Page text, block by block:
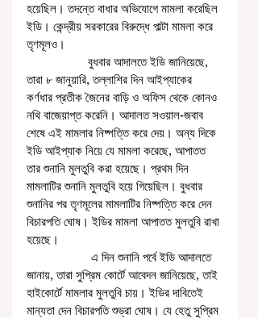
হয়েছিল। তদন্তে বাধার অভিযোগে মামলা করেছিল
ইডি। কেন্দ্রীয় সরকারের বিরুদ্ধে পাল্টা মামলা করে
তৃণমূলও।
তারা ৮ জানুয়ারি, তল্লাশির দিন আইপ্যাকের
কর্ণধার প্রতীক জৈনের বাড়ি ও অফিস থেকে কোনও
নথি বাজেয়াপ্ত করেনি। আদালত সওয়াল-জবাব
শেষে এই মামলার নিষ্পত্তি করে দেয়। অন্য দিকে
ইডি আইপ্যাক নিয়ে যে মামলা করেছে, আপাতত
তার শুনানি মুলতুবি করা হয়েছে। প্রথম দিন
মামলাটির শুনানি মুলতুবি হয়ে গিয়েছিল। বুধবার
শুনানির পর তৃণমূলের মামলাটির নিষ্পত্তি করে দেন
বিচারপতি ঘোষ। ইডির মামলা আপাতত মুলতুবি রাখা
হয়েছে।
জানায়, তারা সুপ্রিম কোর্টে আবেদন জানিয়েছে, তাই
হাইকোর্টে মামলার মুলতুবি চায়। ইডির দাবিতেই
মান্যতা দেন বিচারপতি শুভ্রা ঘোষ। যে হেতু সুপ্রিম